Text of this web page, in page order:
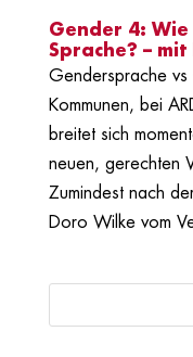
Gender 4:
Sprache? –
Gendersprache vs
Kommunen, bei
breitet sich
neuen, gerechten
Zumindest nach
Doro Wilke vom